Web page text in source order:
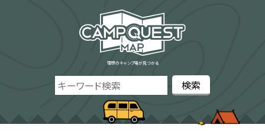
理想のキャンプ場が見つかる